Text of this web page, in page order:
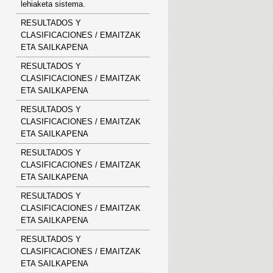
lehiaketa sistema.
RESULTADOS Y
CLASIFICACIONES / EMAITZAK
ETA SAILKAPENA
RESULTADOS Y
CLASIFICACIONES / EMAITZAK
ETA SAILKAPENA
RESULTADOS Y
CLASIFICACIONES / EMAITZAK
ETA SAILKAPENA
RESULTADOS Y
CLASIFICACIONES / EMAITZAK
ETA SAILKAPENA
RESULTADOS Y
CLASIFICACIONES / EMAITZAK
ETA SAILKAPENA
RESULTADOS Y
CLASIFICACIONES / EMAITZAK
ETA SAILKAPENA